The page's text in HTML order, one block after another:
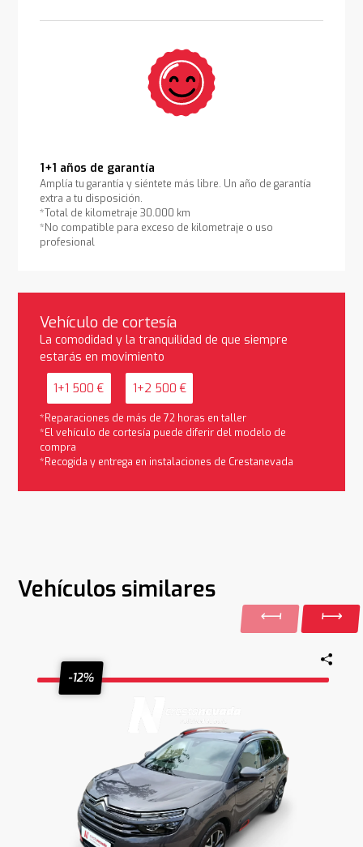
1+1 años de garantía
Amplía tu garantía y siéntete más libre. Un año de garantía
extra a tu disposición.
*Total de kilometraje 30.000 km
*No compatible para exceso de kilometraje o uso
profesional
Vehículo de cortesía
La comodidad y la tranquilidad de que siempre
estarás en movimiento
1+1 500 € 1+2 500 €
*Reparaciones de más de 72 horas en taller
*El vehículo de cortesía puede diferir del modelo de
compra
*Recogida y entrega en instalaciones de Crestanevada
Vehículos similares
-12%